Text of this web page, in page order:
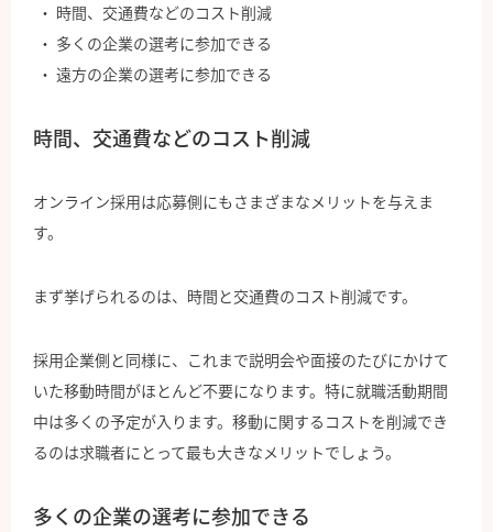
時間、交通費などのコスト削減
多くの企業の選考に参加できる
遠方の企業の選考に参加できる
時間、交通費などのコスト削減
オンライン採用は応募側にもさまざまなメリットを与えま
す。
まず挙げられるのは、時間と交通費のコスト削減です。
採用企業側と同様に、これまで説明会や面接のたびにかけて
いた移動時間がほとんど不要になります。特に就職活動期間
中は多くの予定が入ります。移動に関するコストを削減でき
るのは求職者にとって最も大きなメリットでしょう。
多くの企業の選考に参加できる